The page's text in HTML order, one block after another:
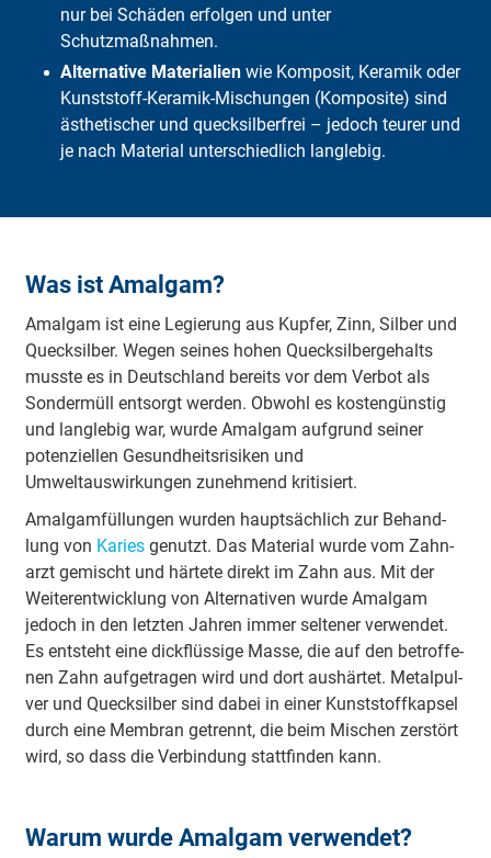
nur bei Schäden erfolgen und unter
Schutzmaßnahmen.
Alternative Materialienwie Komposit, Keramik oder
Kunststoff-Keramik-Mischungen (Komposite) sind
ästhetischer und quecksilberfrei – jedoch teurer und
je nach Material unterschiedlich langlebig.
Was ist Amalgam?
Amalgam ist eine Legierung aus Kupfer, Zinn, Silber und
Queck­sil­ber. Wegen seines hohen Quecksilbergehalts
musste es in Deutschland bereits vor dem Verbot als
Sondermüll entsorgt werden. Obwohl es kostengünstig
und langlebig war, wurde Amalgam aufgrund seiner
potenziellen Gesundheitsrisiken und
Umweltauswirkungen zunehmend kritisiert.
Amal­gam­fül­lun­gen wur­den haupt­säch­lich zur Be­hand­
lung von Ka­riesge­nutzt. Das Ma­te­ri­al wurde vom Zahn­
arzt ge­mischt und här­tete di­rekt im Zahn aus. Mit der
Wei­ter­ent­wick­lung von Al­ter­na­tiv­en wurde Amalgam
jedoch in den letz­ten Jah­ren im­mer sel­te­ner ver­wen­det.
Es entsteht eine dick­flüs­sige Masse, die auf den be­trof­fe­
nen Zahn auf­ge­tra­gen wird und dort aus­här­tet. Me­tal­pul­
ver und Queck­sil­ber sind dabei in einer Kunst­stoff­kap­sel
durch eine Membran getrennt, die beim Mischen zerstört
wird, so dass die Ver­bin­dung statt­fin­den kann.
Warum wurde Amalgam verwendet?